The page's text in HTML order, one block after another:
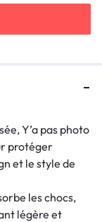
Y’a pas photo
protéger
et le style de
les chocs,
légère et